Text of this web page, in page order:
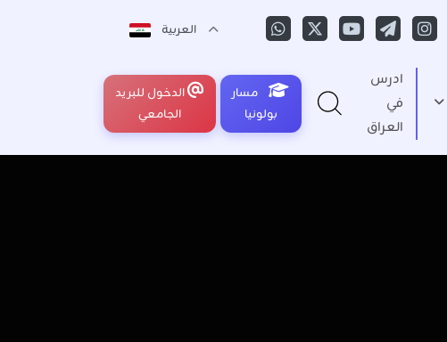
العربية
ادرس
في
العراق
مسار
بولونيا
الدخول للبريد
الجامعي